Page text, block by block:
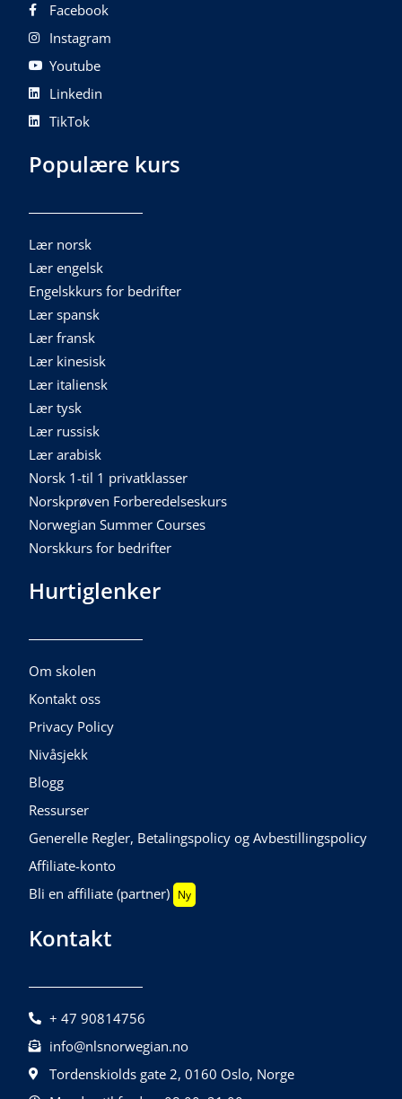
Facebook
Instagram
Youtube
Linkedin
TikTok
Populære kurs
Lær norsk
Lær engelsk
Engelskkurs for bedrifter
Lær spansk
Lær fransk
Lær kinesisk
Lær italiensk
Lær tysk
Lær russisk
Lær arabisk
Norsk 1-til 1 privatklasser
Norskprøven Forberedelseskurs
Norwegian Summer Courses
Norskkurs for bedrifter
Hurtiglenker
Om skolen
Kontakt oss
Privacy Policy
Nivåsjekk
Blogg
Ressurser
Generelle Regler, Betalingspolicy og Avbestillingspolicy
Affiliate-konto
Bli en affiliate (partner) Ny
Kontakt
+ 47 90814756
info@nlsnorwegian.no
Tordenskiolds gate 2, 0160 Oslo, Norge